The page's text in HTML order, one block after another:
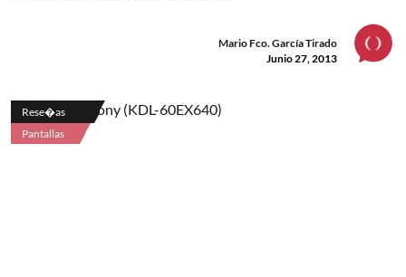
Mario Fco. García Tirado
Junio 27, 2013
Rese�as
Pantallas